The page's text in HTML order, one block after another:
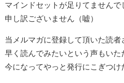
マインドセットが足りてませんで
申し訳ございません（嘘）
当メルマガに登録して頂いた読者
早く読んでみたいという声もいた
今になってやっと発行にこぎつけ